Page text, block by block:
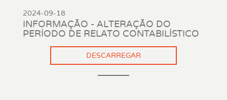
2024-09-18
INFORMAÇÃO - ALTERAÇÃO DO
PERÍODO DE RELATO CONTABILÍSTICO
DESCARREGAR